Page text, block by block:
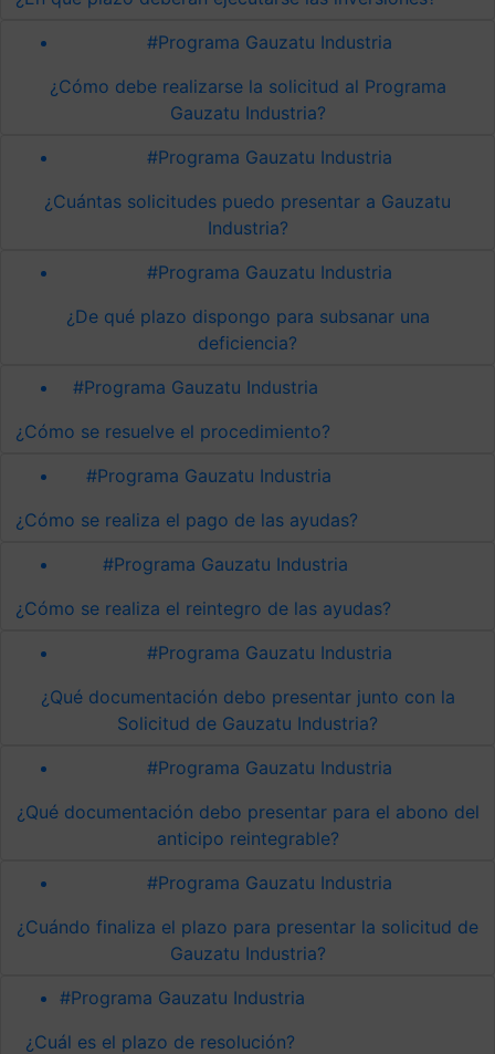
#Programa Gauzatu Industria
¿Cómo debe realizarse la solicitud al Programa
Gauzatu Industria?
#Programa Gauzatu Industria
¿Cuántas solicitudes puedo presentar a Gauzatu
Industria?
#Programa Gauzatu Industria
¿De qué plazo dispongo para subsanar una
deficiencia?
#Programa Gauzatu Industria
¿Cómo se resuelve el procedimiento?
#Programa Gauzatu Industria
¿Cómo se realiza el pago de las ayudas?
#Programa Gauzatu Industria
¿Cómo se realiza el reintegro de las ayudas?
#Programa Gauzatu Industria
¿Qué documentación debo presentar junto con la
Solicitud de Gauzatu Industria?
#Programa Gauzatu Industria
¿Qué documentación debo presentar para el abono del
anticipo reintegrable?
#Programa Gauzatu Industria
¿Cuándo finaliza el plazo para presentar la solicitud de
Gauzatu Industria?
#Programa Gauzatu Industria
¿Cuál es el plazo de resolución?